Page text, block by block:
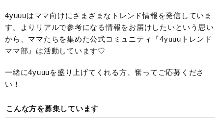
4yuuuはママ向けにさまざまなトレンド情報を発信していま
す。よりリアルで参考になる情報をお届けしたいという思い
から、ママたちを集めた公式コミュニティ『4yuuuトレンド
ママ部』は活動しています♡
一緒に4yuuuを盛り上げてくれる方、奮ってご応募くださ
い！
こんな方を募集しています